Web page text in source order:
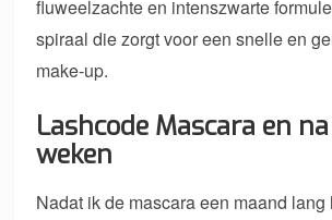
fluweelzachte en intenszwarte
spiraal die zorgt voor een snelle en
make-up.
Lashcode Mascara en
weken
Nadat ik de mascara een maand lang